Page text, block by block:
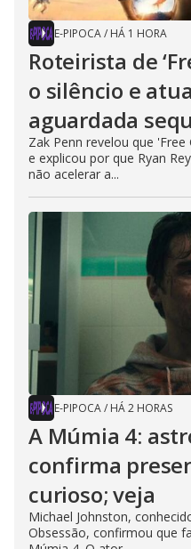
E-PIPOCA/ HÁ 1 HORA
Roteirista de
o silêncio e
aguardada
Zak Penn revelou que
e explicou por que Ryan
não acelerar a...
E-PIPOCA/ HÁ 2 HORAS
A Múmia 4:
confirma
curioso; veja
Michael Johnston,
Obsessão, confirmou que